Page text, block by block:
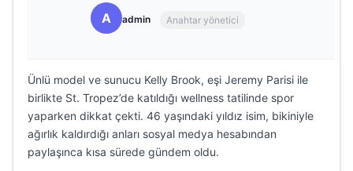
A admin Anahtar yönetici
Ünlü model ve sunucu Kelly Brook, eşi Jeremy Parisi ile
birlikte St. Tropez’de katıldığı wellness tatilinde spor
yaparken dikkat çekti. 46 yaşındaki yıldız isim, bikiniyle
ağırlık kaldırdığı anları sosyal medya hesabından
paylaşınca kısa sürede gündem oldu.